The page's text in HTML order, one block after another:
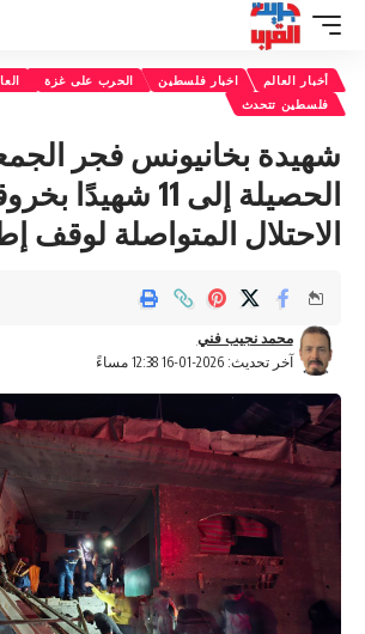
أخبار العالم اخبار فلسطين الحرب على غزة
فلسطين تتحدث
شهيدة بخانيونس فجر
الحصيلة إلى 11 شهيدًا
الاحتلال المتواصلة لوقف
آخر تحديث: 2026-01-16 12:38 مساءً
محمد نجيب فني